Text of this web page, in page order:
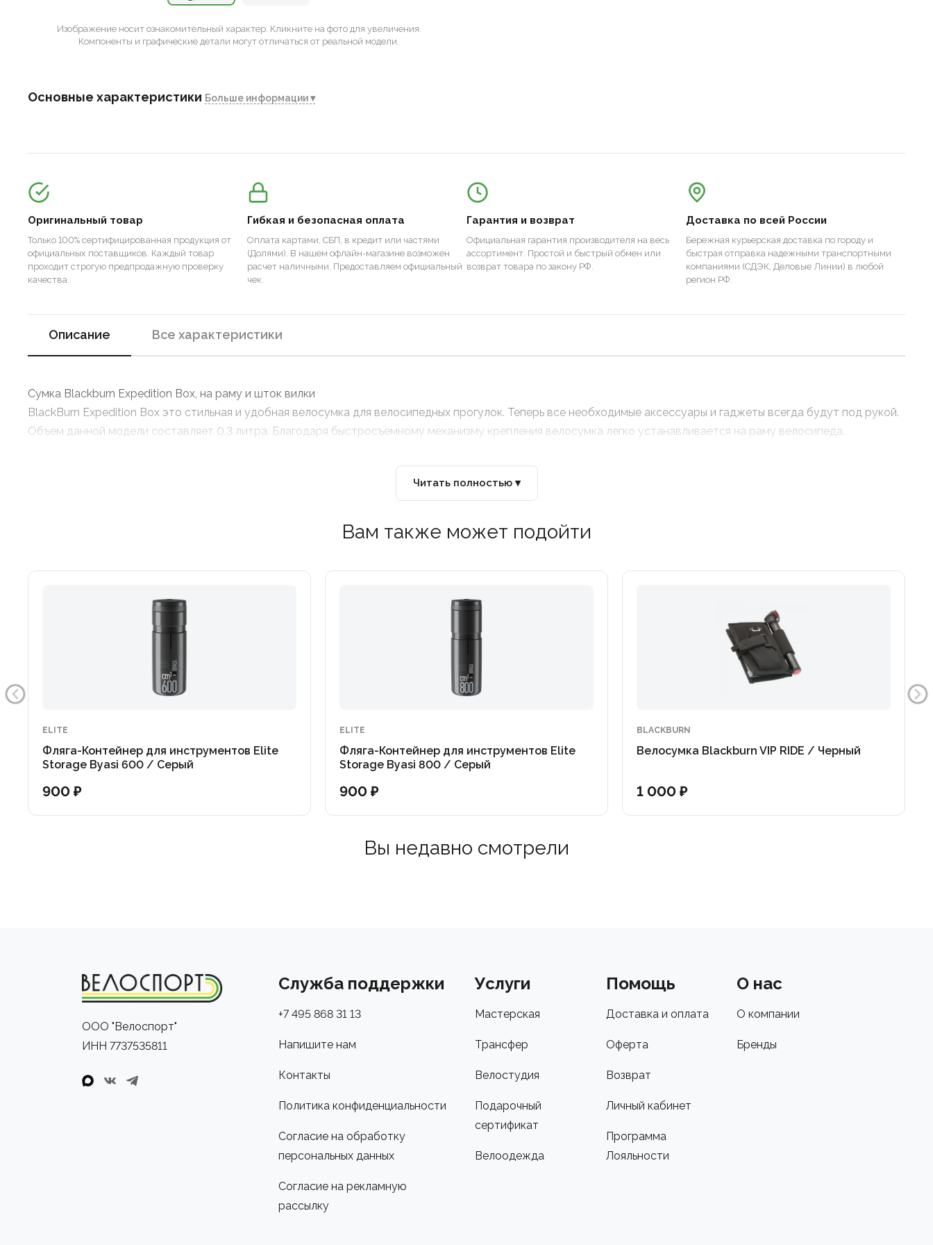
Изображение носит ознакомительный характер. Кликните на фото для увеличения.
Компоненты и графические детали могут отличаться от реальной модели.
Основные характеристики Больше информации ▾
Оригинальный товар
Только 100% сертифицированная продукция от
официальных поставщиков. Каждый товар
проходит строгую предпродажную проверку
качества.
Гибкая и безопасная оплата
Оплата картами, СБП, в кредит или частями
(Долями). В нашем офлайн-магазине возможен
расчет наличными. Предоставляем официальный
чек.
Гарантия и возврат
Официальная гарантия производителя на весь
ассортимент. Простой и быстрый обмен или
возврат товара по закону РФ.
Доставка по всей России
Бережная курьерская доставка по городу и
быстрая отправка надежными транспортными
компаниями (СДЭК, Деловые Линии) в любой
регион РФ.
Описание Все характеристики
Сумка Blackburn Expedition Box, на раму и шток вилки
BlackBurn Expedition Box это стильная и удобная велосумка для велосипедных прогулок. Теперь все необходимые аксессуары и гаджеты всегда будут под рукой.
Объем данной модели составляет 0,3 литра. Благодаря быстросъемному механизму крепления велосумка легко устанавливается на раму велосипеда.
Читать полностью ▾
Вам также может подойти
ELITE
Фляга-Контейнер для инструментов Elite
Storage Byasi 600 / Серый
900 ₽
ELITE
Фляга-Контейнер для инструментов Elite
Storage Byasi 800 / Серый
900 ₽
BLACKBURN
Велосумка Blackburn VIP RIDE / Черный
1 000 ₽
Вы недавно смотрели
ООО "Велоспорт"
ИНН 7737535811
Служба поддержки
+7 495 868 31 13
Напишите нам
Контакты
Политика конфиденциальности
Согласие на обработку
персональных данных
Согласие на рекламную
рассылку
Услуги
Мастерская
Трансфер
Велостудия
Подарочный
сертификат
Велоодежда
Помощь
Доставка и оплата
Оферта
Возврат
Личный кабинет
Программа
Лояльности
О нас
О компании
Бренды